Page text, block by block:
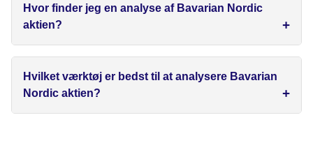
Hvor finder jeg en analyse af Bavarian Nordic
aktien?
Hvilket værktøj er bedst til at analysere Bavarian
Nordic aktien?